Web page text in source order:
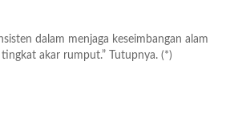
dalam menjaga keseimbangan alam
akar rumput.” Tutupnya. (*)